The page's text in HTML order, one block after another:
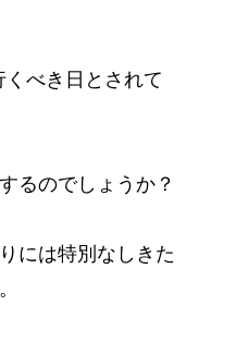
くべき日とされて
るのでしょうか？
には特別なしきた